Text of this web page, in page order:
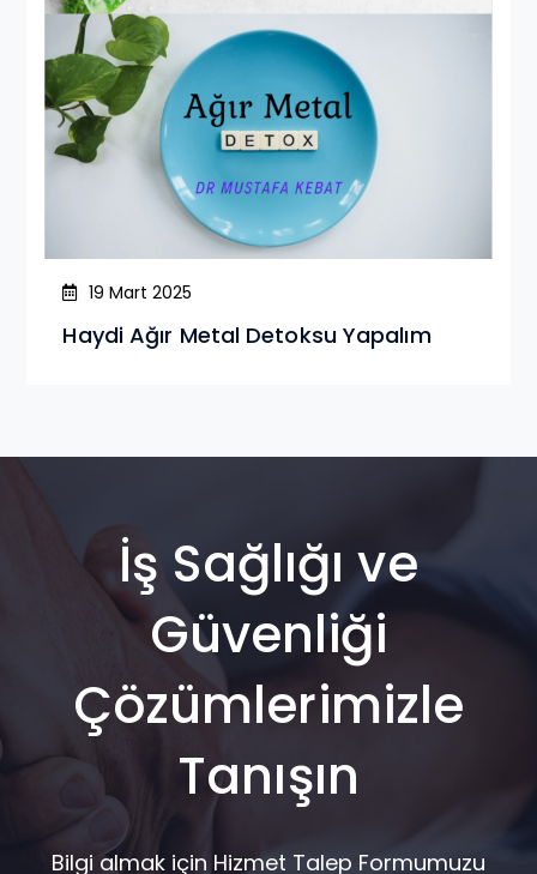
19 Mart 2025
Haydi Ağır Metal Detoksu Yapalım
İş Sağlığı ve
Güvenliği
Çözümlerimizle
Tanışın
Bilgi almak için Hizmet Talep Formumuzu